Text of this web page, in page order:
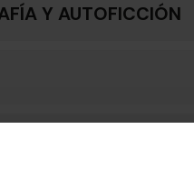
Y AUTOFICCIÓN